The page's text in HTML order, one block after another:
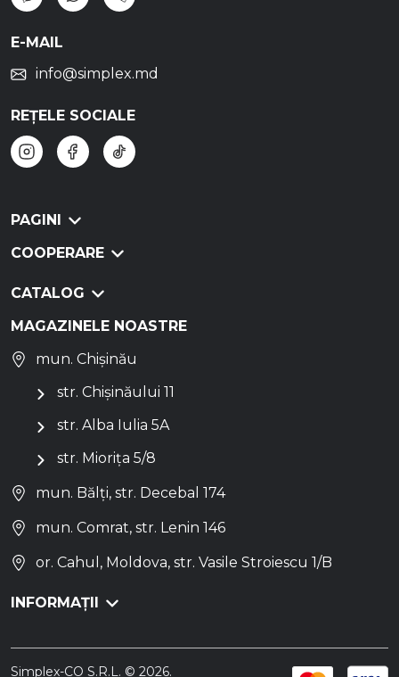
E-MAIL
info@simplex.md
REȚELE SOCIALE
PAGINI
COOPERARE
CATALOG
MAGAZINELE NOASTRE
mun. Chișinău
str. Chișinăului 11
str. Alba Iulia 5A
str. Miorița 5/8
mun. Bălți, str. Decebal 174
mun. Comrat, str. Lenin 146
or. Cahul, Moldova, str. Vasile Stroiescu 1/B
INFORMAȚII
Simplex-CO S.R.L. © 2026.